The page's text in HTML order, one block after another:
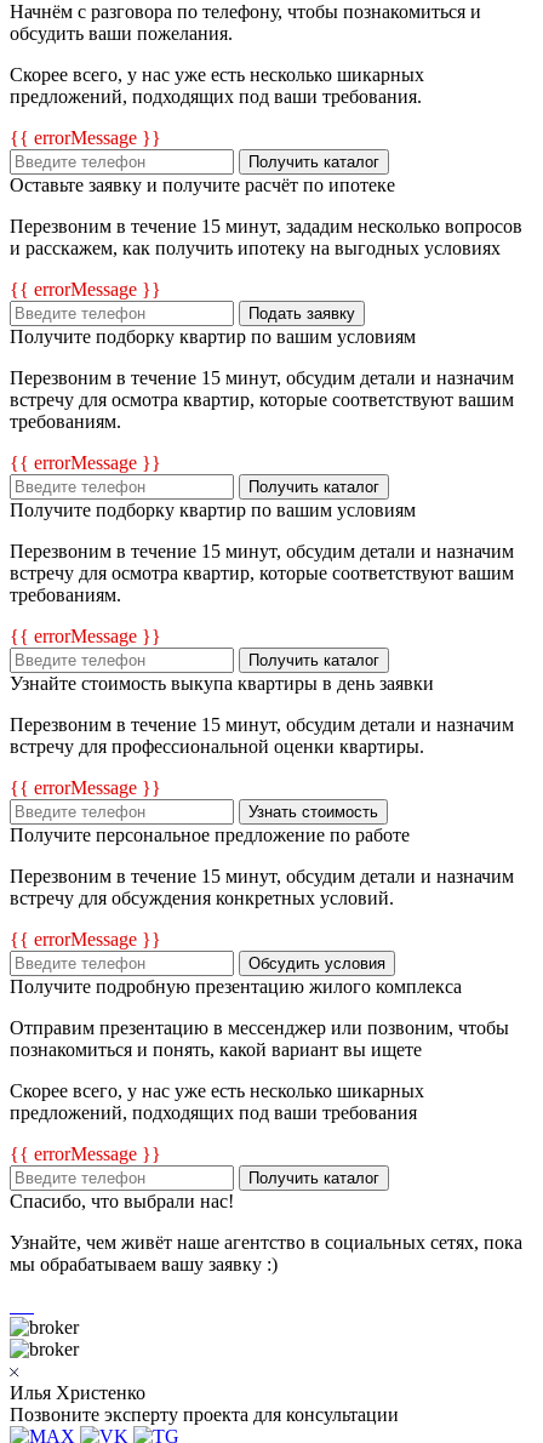
Начнём с разговора по телефону, чтобы познакомиться и
обсудить ваши пожелания.
Скорее всего, у нас уже есть несколько шикарных
предложений, подходящих под ваши требования.
{{ errorMessage }}
Получить каталог
Оставьте заявку и получите расчёт по ипотеке
Перезвоним в течение 15 минут, зададим несколько вопросов
и расскажем, как получить ипотеку на выгодных условиях
{{ errorMessage }}
Подать заявку
Получите подборку квартир по вашим условиям
Перезвоним в течение 15 минут, обсудим детали и назначим
встречу для осмотра квартир, которые соответствуют вашим
требованиям.
{{ errorMessage }}
Получить каталог
Получите подборку квартир по вашим условиям
Перезвоним в течение 15 минут, обсудим детали и назначим
встречу для осмотра квартир, которые соответствуют вашим
требованиям.
{{ errorMessage }}
Получить каталог
Узнайте стоимость выкупа квартиры в день заявки
Перезвоним в течение 15 минут, обсудим детали и назначим
встречу для профессиональной оценки квартиры.
{{ errorMessage }}
Узнать стоимость
Получите персональное предложение по работе
Перезвоним в течение 15 минут, обсудим детали и назначим
встречу для обсуждения конкретных условий.
{{ errorMessage }}
Обсудить условия
Получите подробную презентацию жилого комплекса
Отправим презентацию в мессенджер или позвоним, чтобы
познакомиться и понять, какой вариант вы ищете
Скорее всего, у нас уже есть несколько шикарных
предложений, подходящих под ваши требования
{{ errorMessage }}
Получить каталог
Спасибо, что выбрали нас!
Узнайте, чем живёт наше агентство в социальных сетях, пока
мы обрабатываем вашу заявку :)
Илья Христенко
Позвоните эксперту проекта для консультации